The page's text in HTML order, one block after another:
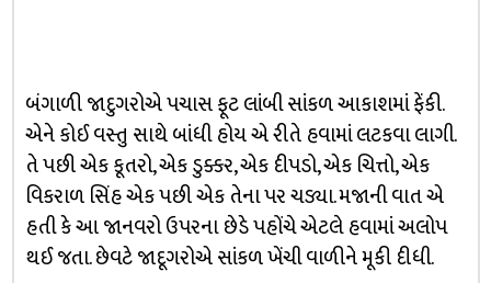
બંગાળી જાદુગરોએ પચાસ ફૂટ લાંબી સાંકળ આકાશમાં ફેંકી.
એને કોઈ વસ્તુ સાથે બાંધી હોય એ રીતે હવામાં લટકવા લાગી.
તે પછી એક કૂતરો, એક ડુક્કર, એક દીપડો, એક ચિત્તો, એક
વિકરાળ સિંહ એક પછી એક તેના પર ચડ્યા. મજાની વાત એ
હતી કે આ જાનવરો ઉપરના છેડે પહોંચે એટલે હવામાં અલોપ
થઈ જતા. છેવટે જાદૂગરોએ સાંકળ ખેંચી વાળીને મૂકી દીધી.